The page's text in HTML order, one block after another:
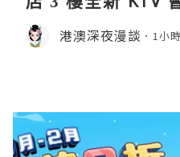
療套票一次過睇
港澳深夜漫談 1小